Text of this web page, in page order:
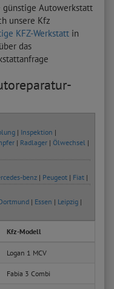
Autowerkstatt
unsere Kfz
KFZ-Werkstatt in
das
| Inspektion |
| Radlager | Ölwechsel |
benz | Peugeot | Fiat |
| Essen | Leipzig |
Kfz-Modell
Logan 1 MCV
Fabia 3 Combi